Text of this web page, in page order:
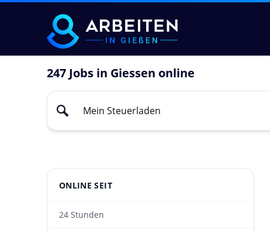
247 Jobs in Giessen online
ONLINE SEIT
24 Stunden